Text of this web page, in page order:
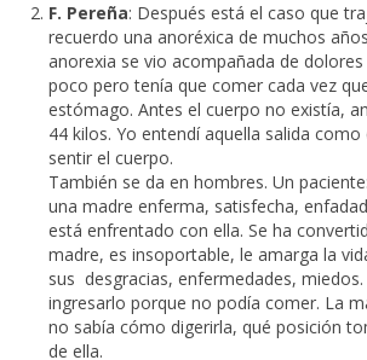
F. Pereña: Después está el caso que
recuerdo una anoréxica de muchos
anorexia se vio acompañada de
poco pero tenía que comer cada vez
estómago. Antes el cuerpo no existía,
44 kilos. Yo entendí aquella salida
sentir el cuerpo.
También se da en hombres. Un
una madre enferma, satisfecha,
está enfrentado con ella. Se ha
madre, es insoportable, le amarga la
sus desgracias, enfermedades,
ingresarlo porque no podía comer. La
no sabía cómo digerirla, qué posición
de ella.